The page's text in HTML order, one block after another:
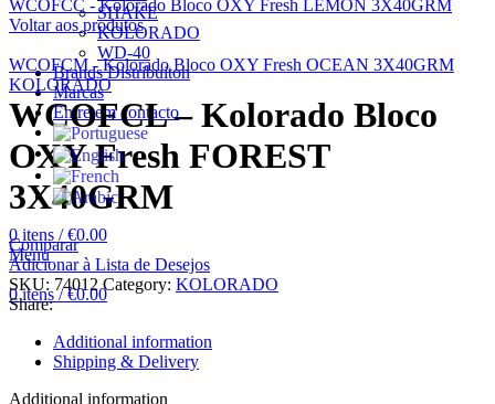
SHAKE
KOLORADO
WD-40
Brands Distribuiton
Marcas
Entre em contacto
0itens / €0.00
Menu
0itens / €0.00
WCOFCC - Kolorado Bloco OXY Fresh LEMON 3X40GRM
Voltar aos produtos
WCOFCM - Kolorado Bloco OXY Fresh OCEAN 3X40GRM
KOLORADO
WCOFCL – Kolorado Bloco
OXY Fresh FOREST
3X40GRM
Comparar
Adicionar à Lista de Desejos
SKU: 74012Category: KOLORADO
Share:
Additional information
Shipping & Delivery
Additional information